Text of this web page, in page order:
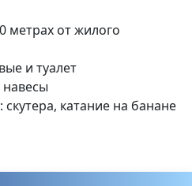
метрах от жилого
и туалет
скутера, катание на банане